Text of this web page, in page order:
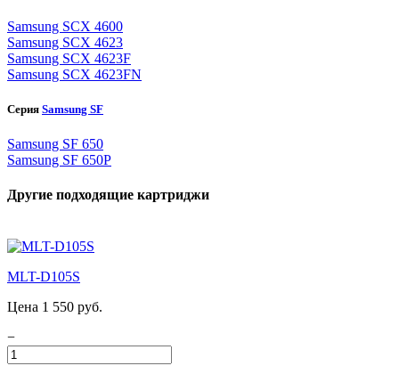
Samsung SCX 4600
Samsung SCX 4623
Samsung SCX 4623F
Samsung SCX 4623FN
Серия Samsung SF
Samsung SF 650
Samsung SF 650P
Другие подходящие картриджи
MLT-D105S
Цена 1 550 руб.
−